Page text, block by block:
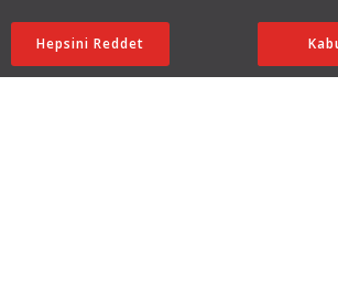
Hepsini Reddet
84.957 TL
59.470 TL
53.523 TL
Copyright © 2026 Assos Pırlanta - Bu